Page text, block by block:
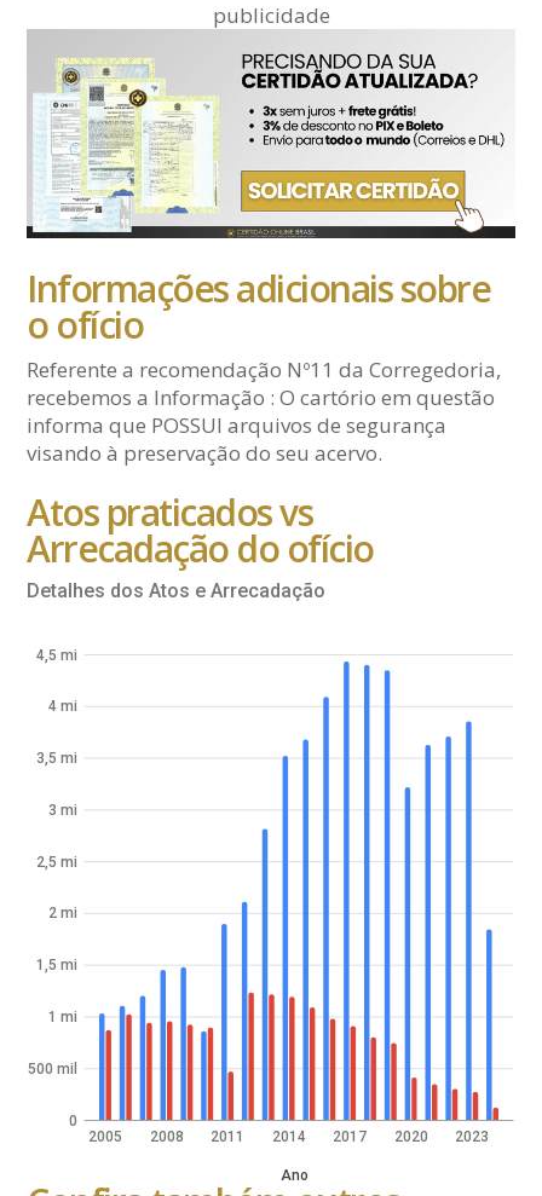
publicidade
Informações adicionais sobre
o ofício
Referente a recomendação Nº11 da Corregedoria,
recebemos a Informação : O cartório em questão
informa que POSSUI arquivos de segurança
visando à preservação do seu acervo.
Atos praticados vs
Arrecadação do ofício
Detalhes dos Atos e Arrecadação
2005 2008 2011 2014 2017 2020 2023
Ano
0
500 mil
1 mi
1,5 mi
2 mi
2,5 mi
3 mi
3,5 mi
4 mi
4,5 mi